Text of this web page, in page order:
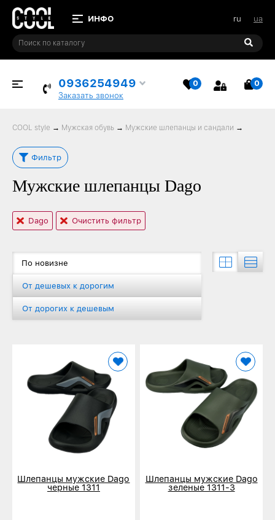
ru ua
0936254949
Заказать звонок
0
0ИЗБРАННОЕ
COOL style → Мужская обувь → Мужские шлепанцы и сандали →
Фильтр
Мужские шлепанцы Dago
Dago Очистить фильтр
По новизне
От дешевых к дорогим
От дорогих к дешевым
Шлепанцы мужские Dago
черные 1311
Шлепанцы мужские Dago
зеленые 1311-3